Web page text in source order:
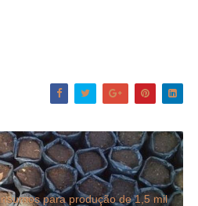
para produção de 1,5 mil